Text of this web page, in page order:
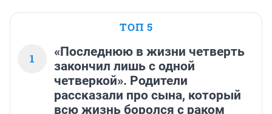
ТОП 5
1
«Последнюю в жизни четверть
закончил лишь с одной
четверкой». Родители
рассказали про сына, который
всю жизнь боролся с раком